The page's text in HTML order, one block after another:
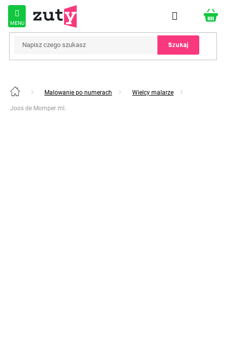
Przejść
treści
Szukaj
Home Malowanie po numerach Wielcy malarze
Joos de Momper ml.